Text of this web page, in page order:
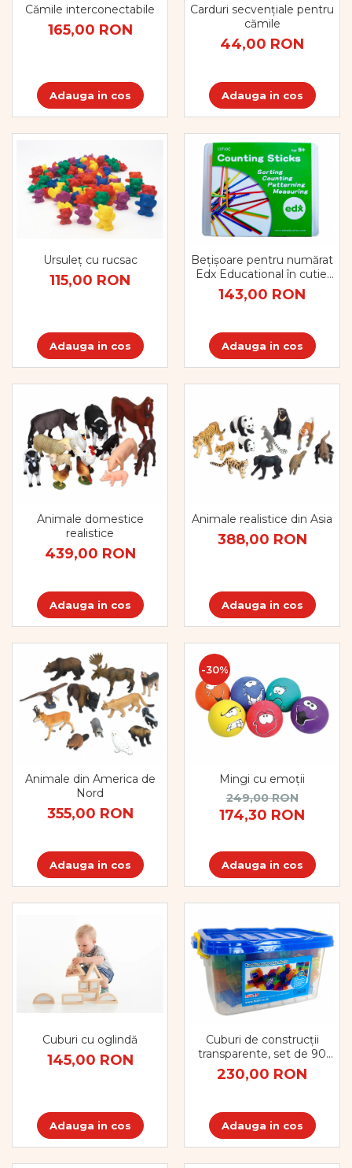
Biciclete si Triciclete
Biciclete VIKING
Biciclete Viking Challange
Biciclete Viking Explorer
Camere Senzoriale
Amenajări camere senzoriale
Echipamente camere senzoriale
Creativitate si indemanare
Cuburi și cărămizi
Puzzle
Dezvoltare cognitiva
Jocuri matematice
Jucării de sortare
Dezvoltare psihomotrica
Dezvoltare proprioceptiva
Dezvoltare vestibulara
Echilibru
Mingi terapeutice
Module din burete
Motricitate fina
Recunoasterea formelor
Saltele
Diverse jucarii educative
Apa si nisip
Dezvoltarea limbajului
Figurine
Mobilier gradinita
Montessori
Spații de joacă
Educatie inovativa
Comunicare
Dezvoltare timpurie
Experimente
Joc imaginativ
Jucării interactive
Lumini si culori
Magnetism
Pregătire pentru școală
Pregătirea scrierii de mână
Stiinte
Mărgele de călcat HAMA
Hama Maxi Sticks
Cămile interconectabile
165,00 RON
Adauga in cos
Carduri secvențiale pentru
cămile
44,00 RON
Adauga in cos
Ursuleț cu rucsac
115,00 RON
Adauga in cos
Bețișoare pentru numărat
Edx Educational în cutie,
set de 1000 bucăți,
multicolor
143,00 RON
Adauga in cos
Animale domestice
realistice
439,00 RON
Adauga in cos
Animale realistice din Asia
388,00 RON
Adauga in cos
Animale din America de
Nord
355,00 RON
Adauga in cos
-30%
Mingi cu emoții
249,00 RON
174,30 RON
Adauga in cos
Cuburi cu oglindă
145,00 RON
Adauga in cos
Cuburi de construcții
transparente, set de 90
piese, multicolor
230,00 RON
Adauga in cos